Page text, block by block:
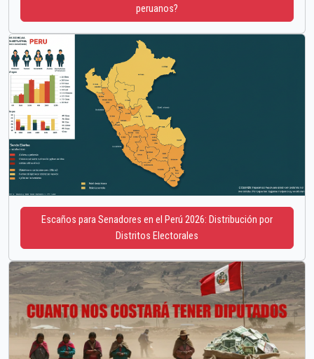
peruanos?
Escaños para Senadores en el Perú 2026: Distribución por
Distritos Electorales